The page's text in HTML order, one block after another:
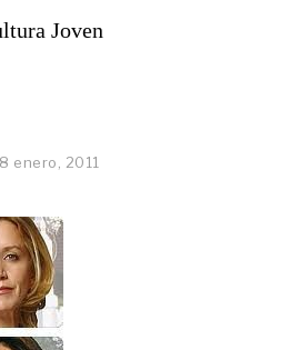
Joven
enero, 2011